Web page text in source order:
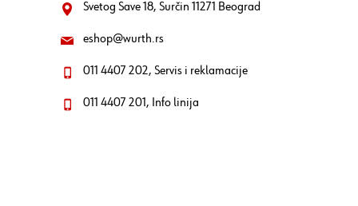
Svetog Save 18, Surčin 11271 Beograd
eshop@wurth.rs
011 4407 202, Servis i reklamacije
011 4407 201, Info linija